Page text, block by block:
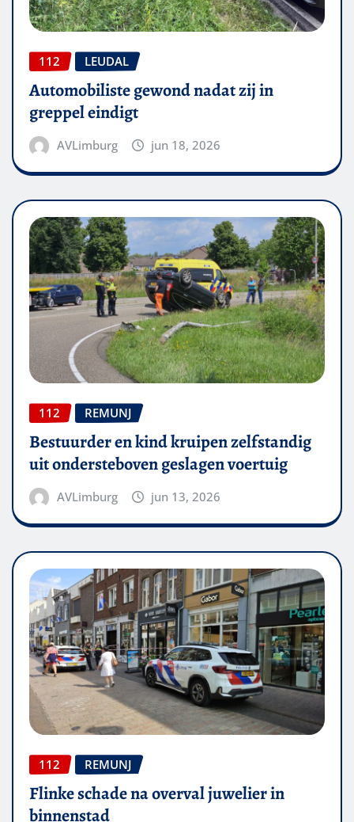
112 LEUDAL
Automobiliste gewond nadat zij in
greppel eindigt
AVLimburg jun 18, 2026
112 REMUNJ
Bestuurder en kind kruipen zelfstandig
uit ondersteboven geslagen voertuig
AVLimburg jun 13, 2026
112 REMUNJ
Flinke schade na overval juwelier in
binnenstad